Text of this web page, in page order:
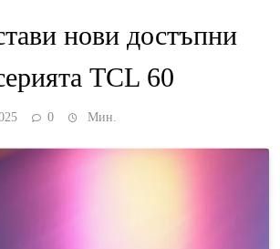
нови достъпни
TCL 60
0 Мин.